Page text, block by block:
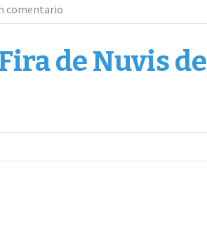
comentario
de Nuvis de